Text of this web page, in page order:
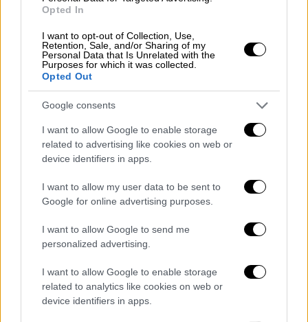
Opted In
I want to opt-out of Collection, Use,
Retention, Sale, and/or Sharing of my
Personal Data that Is Unrelated with the
Purposes for which it was collected.
Opted Out
Google consents
I want to allow Google to enable storage
related to advertising like cookies on web or
device identifiers in apps.
I want to allow my user data to be sent to
Google for online advertising purposes.
I want to allow Google to send me
personalized advertising.
I want to allow Google to enable storage
related to analytics like cookies on web or
device identifiers in apps.
κλειδώματος οθόνης, να αναθεωρήσετε την
Account σας και να μάθετε ποια sites και
εφαρμογές είναι πιθανόν να έχετε επιτρέψει
να συνδεθούν μέσω του λογαριασμού σας.
4. Ορίστε και διατηρήστε ενημερωμένο έναν
αριθμό τηλεφώνου ή ένα email ανάκτησης
Η προσθήκη πληροφοριών ανάκτησης, όπως
σας βοηθήσει να ανακτήσετε πιο γρήγορα το
λογαριασμό σας, εάν χάσετε την πρόσβαση σ'
αυτόν ή δεν μπορείτε να συνδεθείτε. Αν
αλλάξουν τα στοιχεία αυτά, θυμηθείτε να
Σε πολλές περιπτώσεις, ένας αριθμός
τηλεφώνου ή μια διεύθυνση email μπορούν